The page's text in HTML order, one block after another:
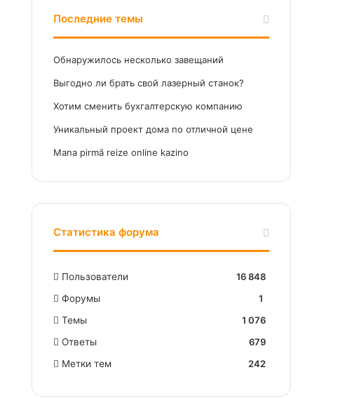
Последние темы
Обнаружилось несколько завещаний
Выгодно ли брать свой лазерный станок?
Хотим сменить бухгалтерскую компанию
Уникальный проект дома по отличной цене
Mana pirmā reize online kazino
Статистика форума
Пользователи
16 848
Форумы
1
Темы
1 076
Ответы
679
Метки тем
242